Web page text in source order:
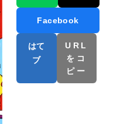
Facebook
はて
ブ
URL
をコ
ピー